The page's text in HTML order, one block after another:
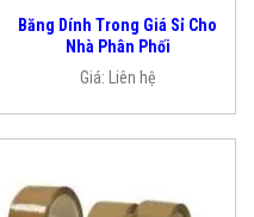
Băng Dính Trong Giá Sỉ Cho
Nhà Phân Phối
Giá:
Liên hệ